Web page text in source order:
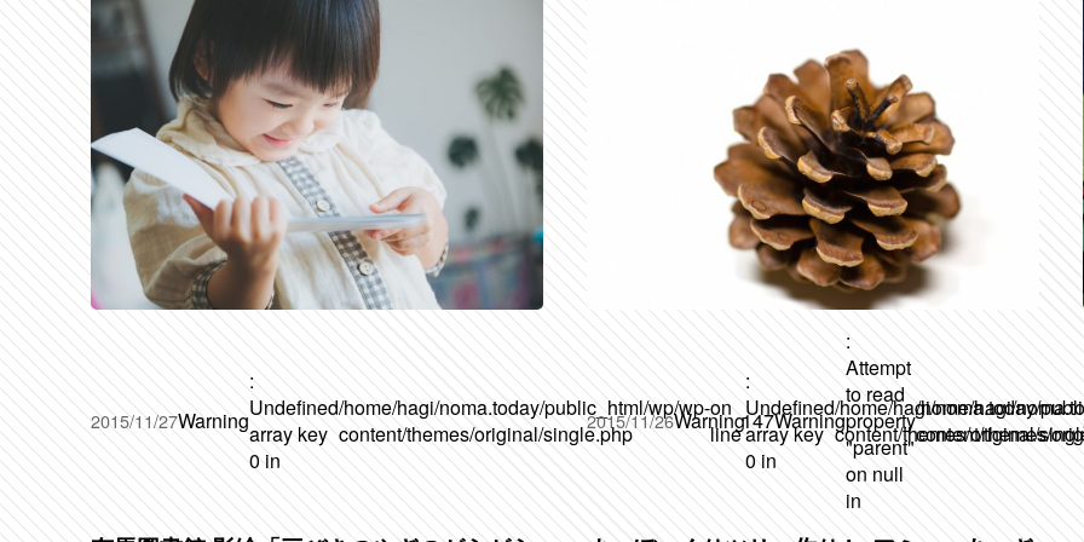
2015/11/27Warning
:
Undefined
array key
0 in
/home/hagi/noma.today/public_html/wp/wp-
content/themes/original/single.php
on
line147Warning
:
Attempt
to read
property
"parent"
on null
in
/home/hagi/
content/themes/
2015/11/26Warning
:
Undefined
array key
0 in
/home/hagi/noma.today/
content/themes/original/